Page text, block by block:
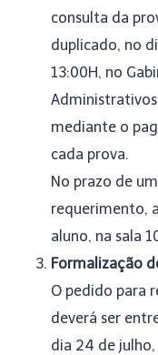
consulta da
duplicado, no
13:00H, no
Administrativos
mediante o
cada prova.
No prazo de
requerimento,
aluno, na sala
Formalização
O pedido para
deverá ser
dia 24 de